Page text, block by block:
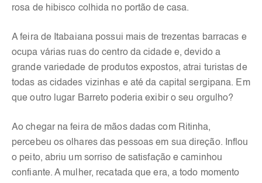
rosa de hibisco colhida no portão de casa.
A feira de Itabaiana possui mais de trezentas barracas e
ocupa várias ruas do centro da cidade e, devido a
grande variedade de produtos expostos, atrai turistas de
todas as cidades vizinhas e até da capital sergipana. Em
que outro lugar Barreto poderia exibir o seu orgulho?
Ao chegar na feira de mãos dadas com Ritinha,
percebeu os olhares das pessoas em sua direção. Inflou
o peito, abriu um sorriso de satisfação e caminhou
confiante. A mulher, recatada que era, a todo momento